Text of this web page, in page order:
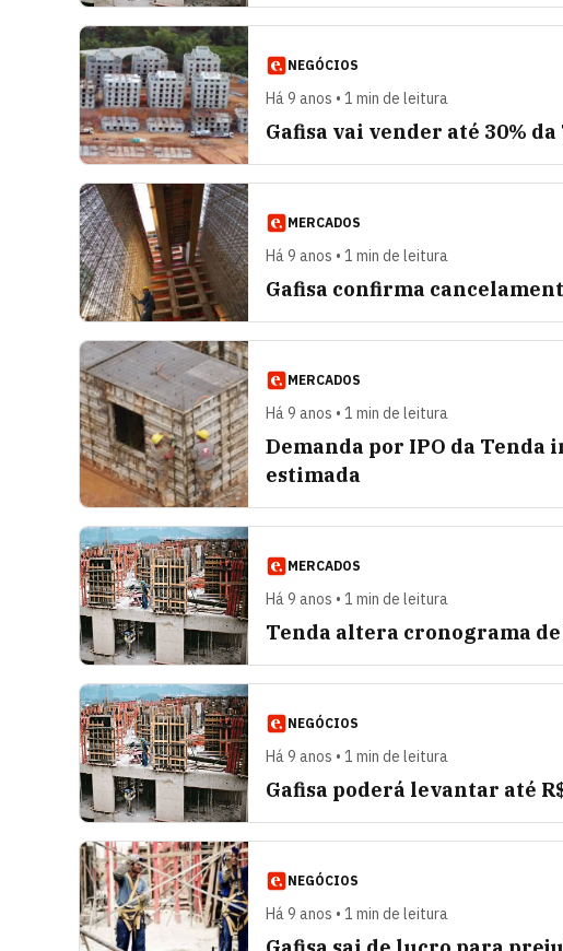
NEGÓCIOS
Há 9 anos • 1 min de leitura
Gafisa vai vender até 30%
MERCADOS
Há 9 anos • 1 min de leitura
Gafisa confirma
MERCADOS
Há 9 anos • 1 min de leitura
Demanda por IPO da Tenda
estimada
MERCADOS
Há 9 anos • 1 min de leitura
Tenda altera cronograma
NEGÓCIOS
Há 9 anos • 1 min de leitura
Gafisa poderá levantar até
NEGÓCIOS
Há 9 anos • 1 min de leitura